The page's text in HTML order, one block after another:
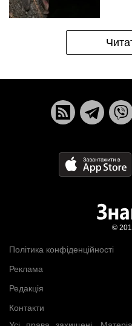
Політика конфіденційності
Реклама
Редакція
Контакти
©